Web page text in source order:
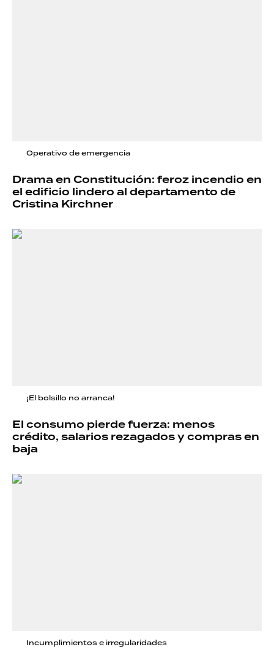
Operativo de emergencia
Drama en Constitución: feroz incendio en
el edificio lindero al departamento de
Cristina Kirchner
¡El bolsillo no arranca!
El consumo pierde fuerza: menos
crédito, salarios rezagados y compras en
baja
Incumplimientos e irregularidades